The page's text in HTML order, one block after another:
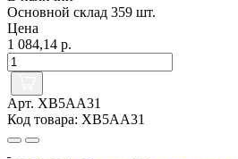
Основной склад 359 шт.
Цена
1 084,14 р.
Арт. XB5AA31
Код товара: XB5AA31